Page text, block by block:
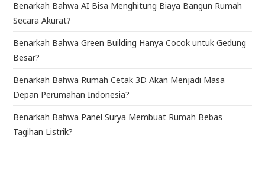
Benarkah Bahwa AI Bisa Menghitung Biaya Bangun Rumah
Secara Akurat?
Benarkah Bahwa Green Building Hanya Cocok untuk Gedung
Besar?
Benarkah Bahwa Rumah Cetak 3D Akan Menjadi Masa
Depan Perumahan Indonesia?
Benarkah Bahwa Panel Surya Membuat Rumah Bebas
Tagihan Listrik?